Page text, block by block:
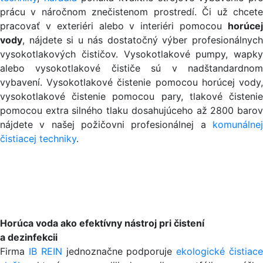
prácu v náročnom znečistenom prostredí. Či už chcete
pracovať v exteriéri alebo v interiéri pomocou horúcej
vody, nájdete si u nás dostatočný výber profesionálnych
vysokotlakových čističov. Vysokotlakové pumpy, wapky
alebo vysokotlakové čističe sú v nadštandardnom
vybavení. Vysokotlakové čistenie pomocou horúcej vody,
vysokotlakové čistenie pomocou pary, tlakové čistenie
pomocou extra silného tlaku dosahujúceho až 2800 barov
nájdete v našej požičovni profesionálnej a komunálnej
čistiacej techniky.
Horúca voda ako efektívny nástroj pri čistení
a dezinfekcii
Firma IB REIN jednoznačne podporujeekologické čistiace